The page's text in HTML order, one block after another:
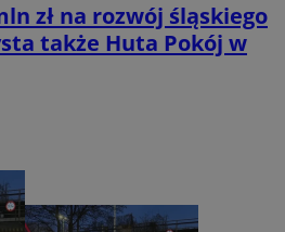
zł na rozwój śląskiego
także Huta Pokój w